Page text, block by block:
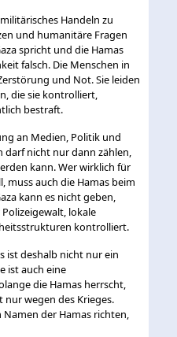
Handeln zu
und humanitäre Fragen
spricht und die Hamas
falsch. Die Menschen in
und Not. Sie leiden
die sie kontrolliert,
bestraft.
an Medien, Politik und
darf nicht nur dann zählen,
kann. Wer wirklich für
muss auch die Hamas beim
kann es nicht geben,
lokale
kontrolliert.
ist deshalb nicht nur ein
ist auch eine
die Hamas herrscht,
nur wegen des Krieges.
der Hamas richten,